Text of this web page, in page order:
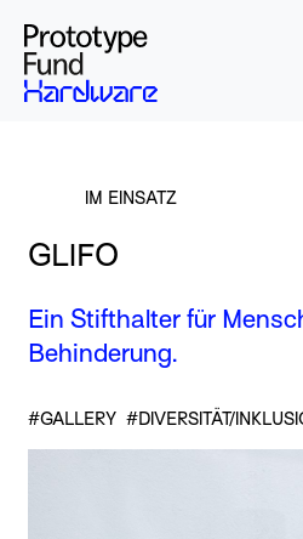
IM EINSATZ
GLIFO
Ein Stifthalter für
Behinderung.
#GALLERY #DIVERSITÄT/